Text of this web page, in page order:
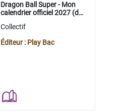
Dragon Ball Super - Mon
calendrier officiel 2027 (de
Collectif
Éditeur : Play Bac